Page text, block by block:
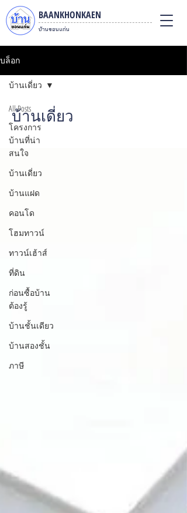
BAANKHONKAEN
บ้านขอนแก่น
บล็อก
All Posts
โครงการ
บ้านที่น่า
สนใจ
บ้านเดี่ยว
บ้านแฝด
คอนโด
โฮมทาวน์
ทาวน์เฮ้าส์
ที่ดิน
ก่อนซื้อบ้าน
ต้องรู้
บ้านชั้นเดียว
บ้านสองชั้น
ภาษี
บ้านเดี่ยว
บ้านเดี่ยว